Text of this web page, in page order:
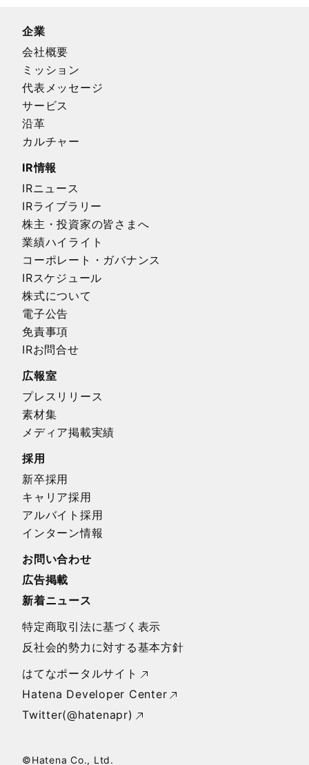
企業
会社概要
ミッション
代表メッセージ
サービス
沿革
カルチャー
IR情報
IRニュース
IRライブラリー
株主・投資家の皆さまへ
業績ハイライト
コーポレート・ガバナンス
IRスケジュール
株式について
電子公告
免責事項
IRお問合せ
広報室
プレスリリース
素材集
メディア掲載実績
採用
新卒採用
キャリア採用
アルバイト採用
インターン情報
お問い合わせ
広告掲載
新着ニュース
特定商取引法に基づく表示
反社会的勢力に対する基本方針
はてなポータルサイト
Hatena Developer Center
Twitter(@hatenapr)
©Hatena Co., Ltd.